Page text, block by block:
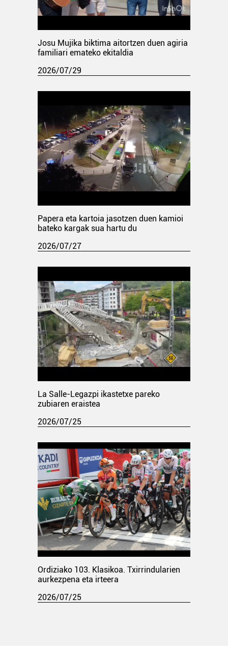
Josu Mujika biktima aitortzen duen agiria
familiari emateko ekitaldia
2026/07/29
Papera eta kartoia jasotzen duen kamioi
bateko kargak sua hartu du
2026/07/27
La Salle-Legazpi ikastetxe pareko
zubiaren eraistea
2026/07/25
Ordiziako 103. Klasikoa. Txirrindularien
aurkezpena eta irteera
2026/07/25